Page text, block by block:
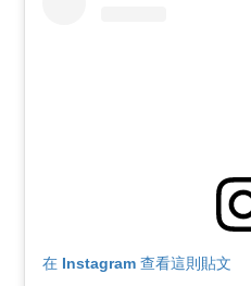
在 Instagram 查看這則貼文